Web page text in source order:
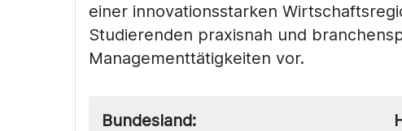
einer innovationsstarken
Studierenden praxisnah und
Managementtätigkeiten vor.
Bundesland: